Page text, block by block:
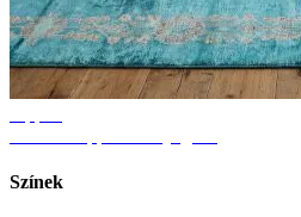
Színek